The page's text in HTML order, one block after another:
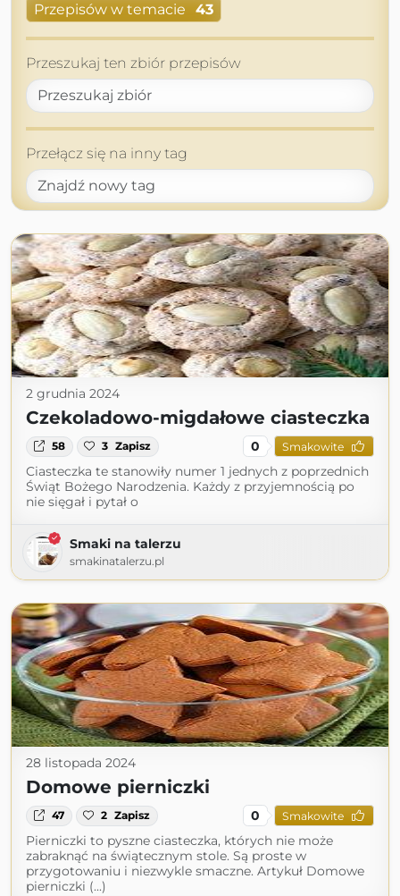
Przepisów w temacie 43
Przeszukaj ten zbiór przepisów
Przełącz się na inny tag
2 grudnia 2024
Czekoladowo-migdałowe ciasteczka
58 3 Zapisz 0 Smakowite
Ciasteczka te stanowiły numer 1 jednych z poprzednich
Świąt Bożego Narodzenia. Każdy z przyjemnością po
nie sięgał i pytał o
Smaki na talerzu
smakinatalerzu.pl
28 listopada 2024
Domowe pierniczki
47 2 Zapisz 0 Smakowite
Pierniczki to pyszne ciasteczka, których nie może
zabraknąć na świątecznym stole. Są proste w
przygotowaniu i niezwykle smaczne. Artykuł Domowe
pierniczki (...)